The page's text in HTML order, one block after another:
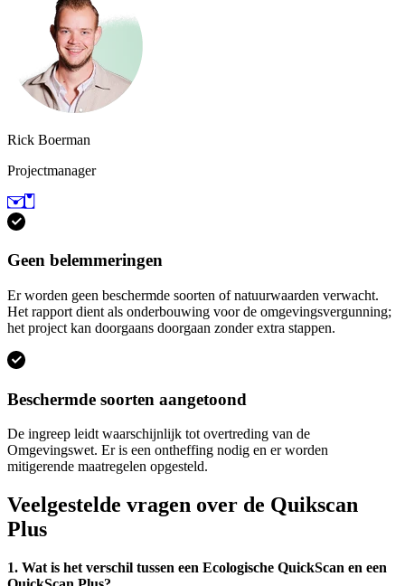
Rick Boerman
Projectmanager
Geen belemmeringen
Er worden geen beschermde soorten of natuurwaarden verwacht.
Het rapport dient als onderbouwing voor de omgevingsvergunning;
het project kan doorgaans doorgaan zonder extra stappen.
Beschermde soorten aangetoond
De ingreep leidt waarschijnlijk tot overtreding van de
Omgevingswet. Er is een ontheffing nodig en er worden
mitigerende maatregelen opgesteld.
Veelgestelde vragen over de Quikscan
Plus
1. Wat is het verschil tussen een Ecologische QuickScan en een